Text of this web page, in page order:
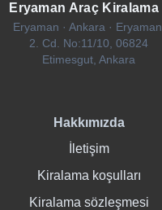
Eryaman Araç Kiralama
Eryaman · Ankara · Eryaman,
2. Cd. No:11/10, 06824
Etimesgut, Ankara
Hakkımızda
İletişim
Kiralama koşulları
Kiralama sözleşmesi